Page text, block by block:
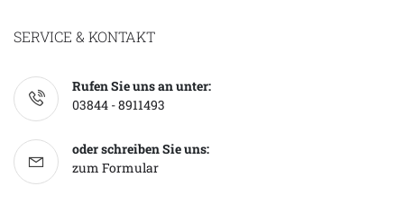
SERVICE & KONTAKT
Rufen Sie uns an unter:
03844 - 8911493
oder schreiben Sie uns:
zum Formular